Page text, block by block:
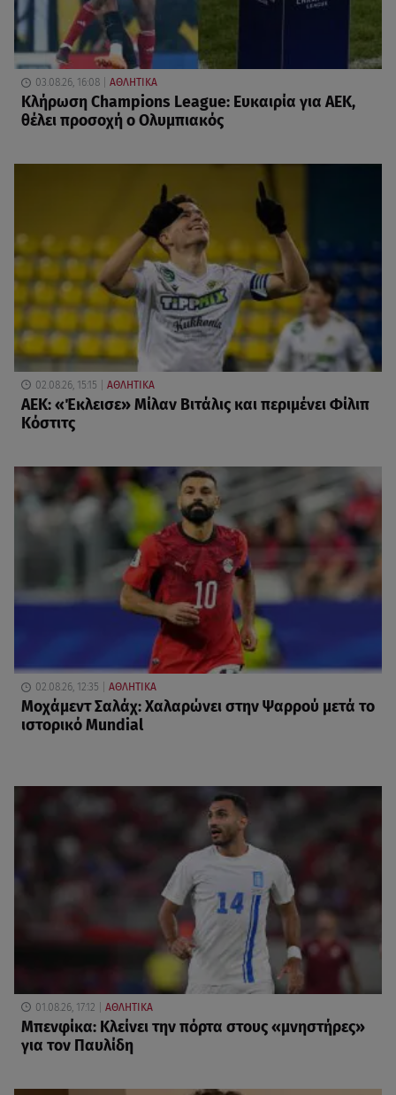
03.08.26, 16:08 ΑΘΛΗΤΙΚΑ
Κλήρωση Champions League: Ευκαιρία για ΑΕΚ,
θέλει προσοχή ο Ολυμπιακός
02.08.26, 15:15 ΑΘΛΗΤΙΚΑ
ΑΕΚ: «Έκλεισε» Μίλαν Βιτάλις και περιμένει Φίλιπ
Κόστιτς
02.08.26, 12:35 ΑΘΛΗΤΙΚΑ
Μοχάμεντ Σαλάχ: Χαλαρώνει στην Ψαρρού μετά το
ιστορικό Mundial
01.08.26, 17:12 ΑΘΛΗΤΙΚΑ
Μπενφίκα: Κλείνει την πόρτα στους «μνηστήρες»
για τον Παυλίδη